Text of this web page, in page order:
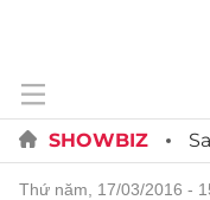
SHOWBIZ
thứ năm, 17/03/2016 -